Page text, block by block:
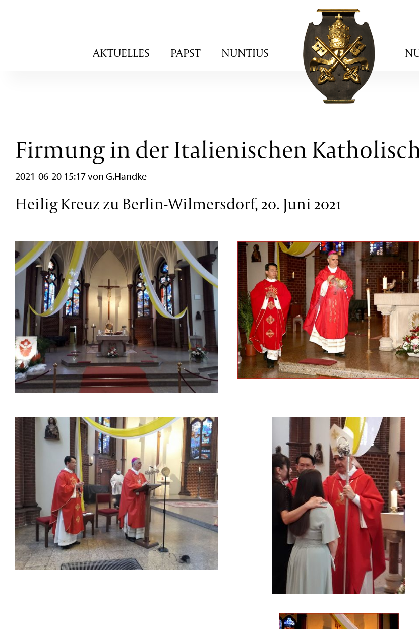
Navigation
überspringen
AKTUELLES PAPST NUNTIUS
Firmung in der Italienischen
2021-06-20 15:17von G.Handke
Heilig Kreuz zu Berlin-Wilmersdorf, 20. Juni 2021